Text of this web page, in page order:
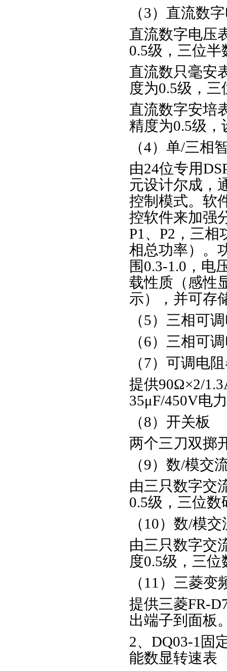
（3）直流数
直流数字电压
0.5级，三位
直流数只毫安
度为0.5级，
直流数字安培
精度为0.5级
（4）单/三相
由24位专用
元设计尔成，
控制模式。软
控软件来加强
P1、P2，三
相总功率）。
围0.3-1.0，电
载性质（感性
示），并可存
（5）三相可
（6）三相可
（7）可调电
提供90Ω×2/
35μF/450V电
（8）开关板
两个三刀双掷
（9）数/模交
由三只数字交
0.5级，三位数
（10）数/模
由三只数字交
度0.5级，三
（11）三菱变
提供三菱FR-
出端子到面板
2、DQ03-1固
能数显转速表